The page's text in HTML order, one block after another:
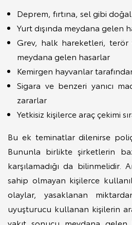
Deprem, fırtına, sel gibi
Yurt dışında meydana gelen
Grev, halk hareketleri,
meydana gelen hasarlar
Kemirgen hayvanlar
Sigara ve benzeri yanıcı
zararlar
Yetkisiz kişilerce araç çekimi
Bu ek teminatlar dilenirse
Bununla birlikte şirketlerin
karşılamadığı da bilinmelidir.
sahip olmayan kişilerce
olaylar, yasaklanan
uyuşturucu kullanan kişilerin